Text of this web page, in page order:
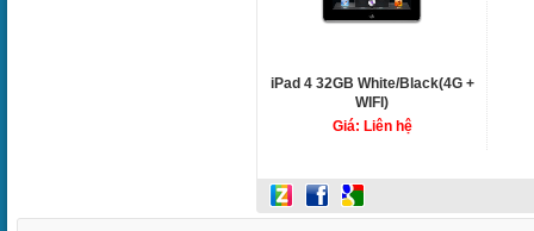
iPad 4 32GB White/Black(4G +
WIFI)
Giá: Liên hệ